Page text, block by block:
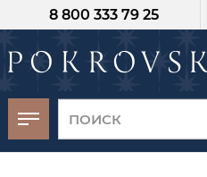
8 800 333 79 25
-30%
от 15 дней с
момента оплаты